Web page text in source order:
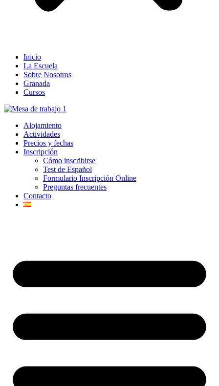
Inicio
La Escuela
Sobre Nosotros
Granada
Cursos
Alojamiento
Actividades
Precios y fechas
Inscripción
Cómo inscribirse
Test de Español
Formulario Inscripción Online
Preguntas frecuentes
Contacto